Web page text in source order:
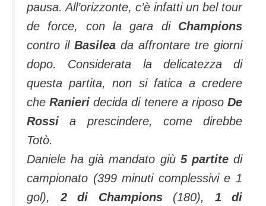
pausa. All’orizzonte, c’è infatti un bel tour
de force, con la gara di Champions
contro il Basilea da affrontare tre giorni
dopo. Considerata la delicatezza di
questa partita, non si fatica a credere
cheRanieridecida di tenere a riposoDe
Rossi a prescindere, come direbbe
Totò.
Daniele ha già mandato giù 5 partitedi
campionato (399 minuti complessivi e 1
gol), 2 di Champions(180), 1 di